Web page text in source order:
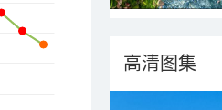
高清图集